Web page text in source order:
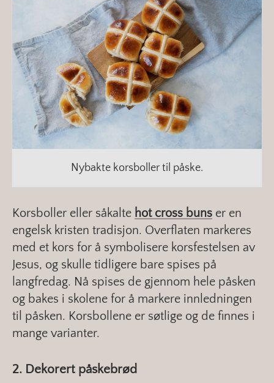
Nybakte korsboller til påske.
Korsboller eller såkalte hot cross buns er en
engelsk kristen tradisjon. Overflaten markeres
med et kors for å symbolisere korsfestelsen av
Jesus, og skulle tidligere bare spises på
langfredag. Nå spises de gjennom hele påsken
og bakes i skolene for å markere innledningen
til påsken. Korsbollene er søtlige og de finnes i
mange varianter.
2. Dekorert påskebrød